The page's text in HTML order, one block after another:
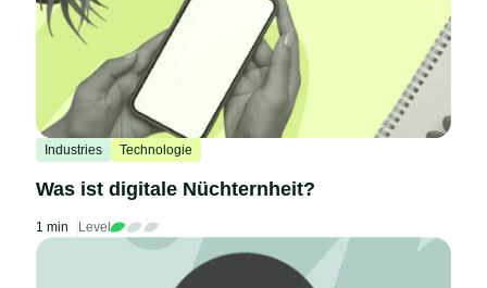
Industries Technologie
Was ist digitale Nüchternheit?
1 min Level